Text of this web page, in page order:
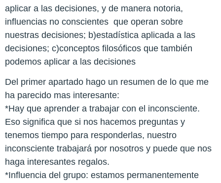
aplicar a las decisiones, y de manera notoria,
influencias no conscientes que operan sobre
nuestras decisiones; b)estadística aplicada a las
decisiones; c)conceptos filosóficos que también
podemos aplicar a las decisiones
Del primer apartado hago un resumen de lo que me
ha parecido mas interesante:
*Hay que aprender a trabajar con el inconsciente.
Eso significa que si nos hacemos preguntas y
tenemos tiempo para responderlas, nuestro
inconsciente trabajará por nosotros y puede que nos
haga interesantes regalos.
*Influencia del grupo: estamos permanentemente